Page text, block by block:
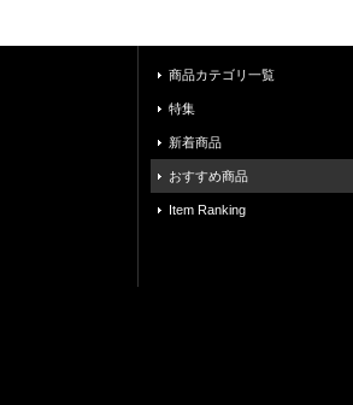
商品カテゴリ一覧
特集
新着商品
おすすめ商品
Item Ranking